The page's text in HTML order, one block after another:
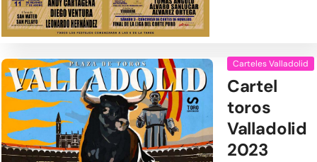
Carteles Valladolid
Cartel
toros
Valladolid
2023